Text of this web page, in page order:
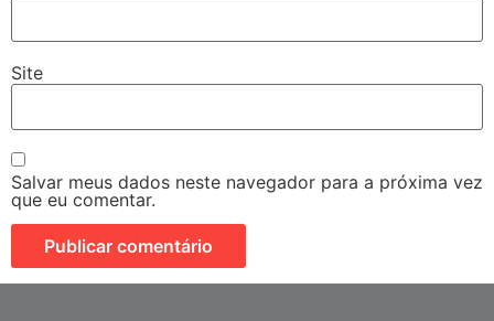
Site
Salvar meus dados neste navegador para a próxima vez
que eu comentar.